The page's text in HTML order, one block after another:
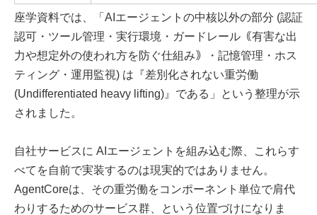
座学資料では、「AIエージェントの中核以外の部分 (認証
認可・ツール管理・実行環境・ガードレール｟有害な出
力や想定外の使われ方を防ぐ仕組み｠・記憶管理・ホス
ティング・運用監視) は『差別化されない重労働
(Undifferentiated heavy lifting)』である」という整理が示
されました。
自社サービスに AIエージェントを組み込む際、これらす
べてを自前で実装するのは現実的ではありません。
AgentCoreは、その重労働をコンポーネント単位で肩代
わりするためのサービス群、という位置づけになりま